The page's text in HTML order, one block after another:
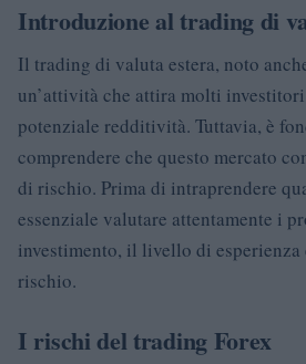
Introduzione al trading di
Il trading di valuta estera, noto
un’attività che attira molti
potenziale redditività. Tuttavia, è
comprendere che questo mercato
di rischio. Prima di intraprendere
essenziale valutare attentamente i
investimento, il livello di esperienza
rischio.
I rischi del trading Forex